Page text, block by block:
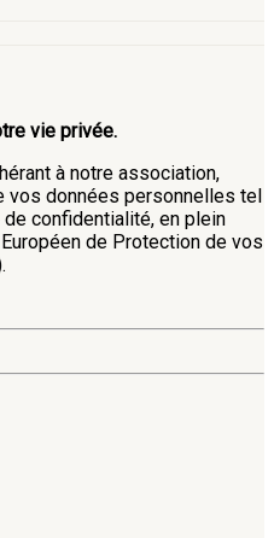
vie privée.
à notre association,
données personnelles tel
confidentialité, en plein
de Protection de vos